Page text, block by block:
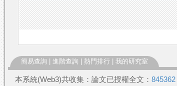
簡易查詢 進階查詢 熱門排行 我的研究室
本系統(Web3)共收集：論文已授權全文： 845362